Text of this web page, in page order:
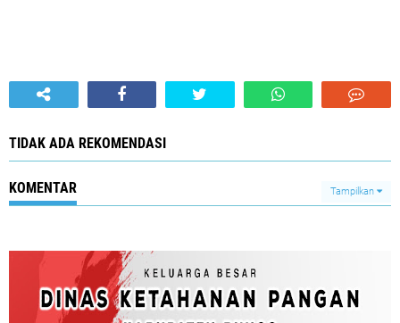
TIDAK ADA REKOMENDASI
KOMENTAR Tampilkan